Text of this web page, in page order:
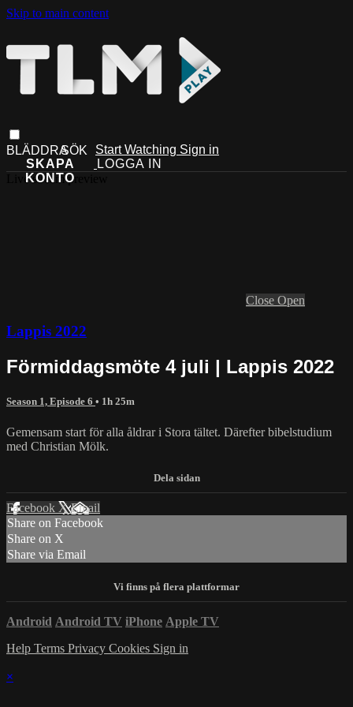
Skip to main content
Start Watching Sign in
Live stream preview
Close Open
Lappis 2022
Förmiddagsmöte 4 juli | Lappis 2022
Season 1, Episode 6 • 1h 25m
Gemensam start för alla åldrar i Stora tältet. Därefter bibelstudium
med Christian Mölk.
Facebook XEmail
Share on Facebook
Share on X
Share via Email
Android Android TV iPhone Apple TV
Help Terms Privacy Cookies Sign in
×